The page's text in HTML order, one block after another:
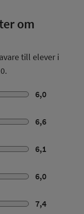
om
till elever i
6,0
6,6
6,1
6,0
7,4